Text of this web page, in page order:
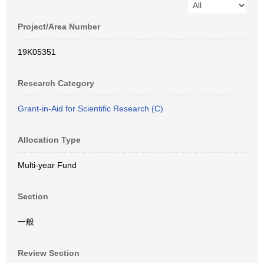
Project/Area Number
19K05351
Research Category
Grant-in-Aid for Scientific Research (C)
Allocation Type
Multi-year Fund
Section
一般
Review Section